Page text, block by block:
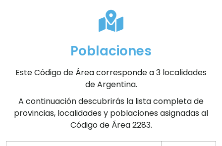
Poblaciones
Este Código de Área corresponde a 3 localidades
de Argentina.
A continuación descubrirás la lista completa de
provincias, localidades y poblaciones asignadas al
Código de Área 2283.